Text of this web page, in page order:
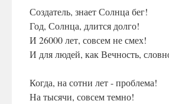
Создатель, знает Солнца бег!
Год, Солнца, длится долго!
И 26000 лет, совсем не смех!
И для людей, как Вечность,
Когда, на сотни лет - проблема!
На тысячи, совсем темно!